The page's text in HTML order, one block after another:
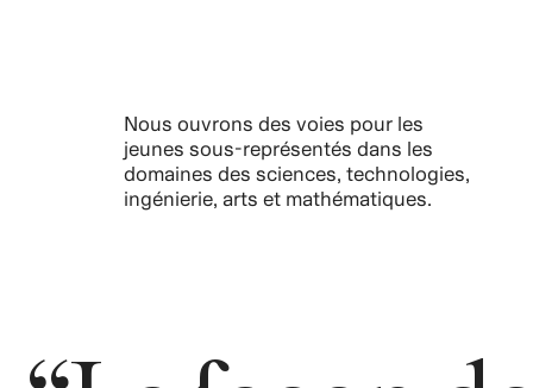
Nous ouvrons des voies pour les
jeunes sous-représentés dans les
domaines des sciences, technologies,
ingénierie, arts et mathématiques.